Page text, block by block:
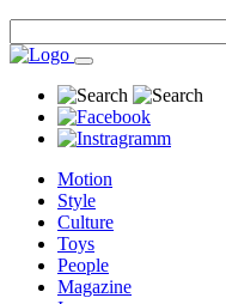
Motion
Style
Culture
Toys
People
Magazine